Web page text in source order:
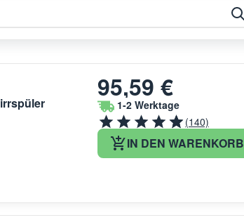
95,59 €
1-2 Werktage
(140)
IN DEN WARENKORB